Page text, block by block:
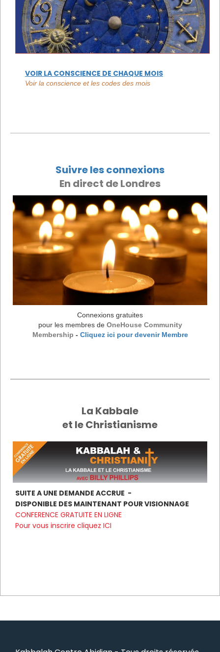
VOIR LA CONSCIENCE DE CHAQUE MOIS
Voir la conscience et les codes des mois
Suivre les connexions
En direct de Londres
Connexions gratuites
pour les membres de OneHouse Community
Membership - Cliquez ici pour devenir Membre
La Kabbale
et le Christianisme
SUITE A UNE DEMANDE ACCRUE -
DISPONIBLE DES MAINTENANT POUR VISIONNAGE
CONFERENCE GRATUITE EN LIGNE
Pour vous inscrire cliquez ICI